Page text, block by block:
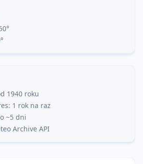
°
°
1940 roku
1 rok na raz
~5 dni
Archive API